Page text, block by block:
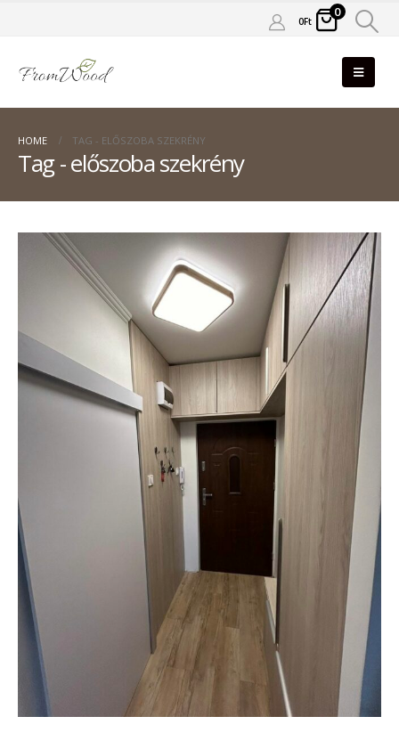
0Ft
0
HOME TAG - ELŐSZOBA SZEKRÉNY
Tag - előszoba szekrény